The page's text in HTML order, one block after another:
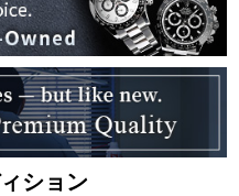
イド
ティについて
ション